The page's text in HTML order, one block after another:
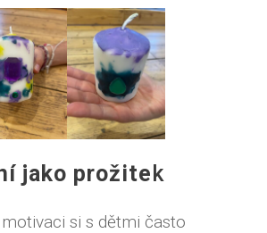
jako prožitek
si s dětmi často